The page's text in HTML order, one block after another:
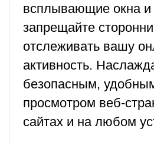
всплывающие окна и
запрещайте
отслеживать вашу
активность.
безопасным,
просмотром веб-
сайтах и на любом